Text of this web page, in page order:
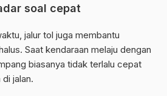
soal cepat
jalur tol juga membantu
Saat kendaraan melaju dengan
biasanya tidak terlalu cepat
jalan.